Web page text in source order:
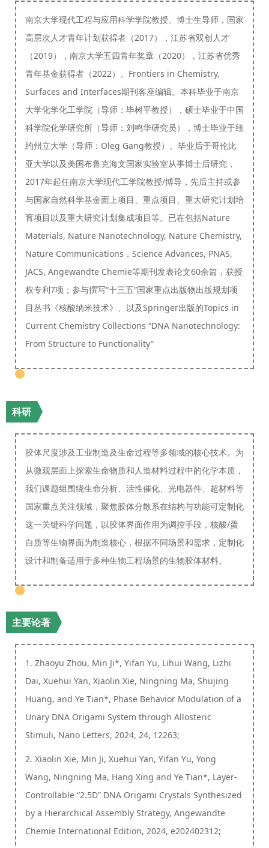
南京大学现代工程与应用科学学院教授、博士生导师，国家
高层次人才青年计划获得者（2017），江苏省双创人才
（2019），南京大学五四青年奖章（2020），江苏省优秀
青年基金获得者（2022）。Frontiers in Chemistry,
Surfaces and Interfaces期刊客座编辑。本科毕业于南京
大学化学化工学院（导师：毕树平教授），硕士毕业于中国
科学院化学研究所（导师：刘鸣华研究员），博士毕业于纽
约州立大学（导师：Oleg Gang教授）。毕业后于哥伦比
亚大学以及美国布鲁克海文国家实验室从事博士后研究，
2017年起任南京大学现代工学院教授/博导，先后主持或参
与国家自然科学基金面上项目、重点项目、重大研究计划培
育项目以及重大研究计划集成项目等。已在包括Nature
Materials, Nature Nanotechnology, Nature Chemistry,
Nature Communications，Science Advances, PNAS,
JACS, Angewandte Chemie等期刊发表论文60余篇，获授
权专利7项；参与撰写“十三五”国家重点出版物出版规划项
目丛书《核酸纳米技术》、以及Springer出版的Topics in
Current Chemistry Collections “DNA Nanotechnology:
From Structure to Functionality”
科研
胶体尺度涉及工业制造及生命过程等多领域的核心技术。为
从微观层面上探索生命物质和人造材料过程中的化学本质，
我们课题组围绕生命分析、活性催化、光电器件、超材料等
国家重点关注领域，聚焦胶体分散系在结构与功能可定制化
这一关键科学问题，以胶体界面作用为调控手段，核酸/蛋
白质等生物界面为制造核心，根据不同场景和需求，定制化
设计和制备适用于多种生物工程场景的生物胶体材料。
主要论著
1. Zhaoyu Zhou, Min Ji*, Yifan Yu, Lihui Wang, Lizhi
Dai, Xuehui Yan, Xiaolin Xie, Ningning Ma, Shujing
Huang, and Ye Tian*, Phase Behavior Modulation of a
Unary DNA Origami System through Allosteric
Stimuli, Nano Letters, 2024, 24, 12263;
2. Xiaolin Xie, Min Ji, Xuehui Yan, Yifan Yu, Yong
Wang, Ningning Ma, Hang Xing and Ye Tian*, Layer-
Controllable “2.5D” DNA Origami Crystals Synthesized
by a Hierarchical Assembly Strategy, Angewandte
Chemie International Edition, 2024, e202402312;